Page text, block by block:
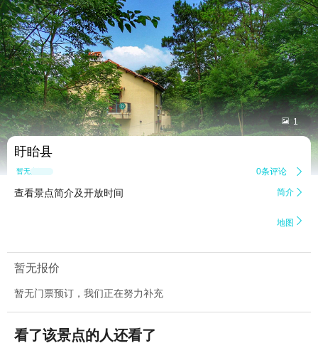
 1
盱眙县
暂无点评 0条评论 
查看景点简介及开放时间 简介 
地图 
暂无报价
暂无门票预订，我们正在努力补充
看了该景点的人还看了
